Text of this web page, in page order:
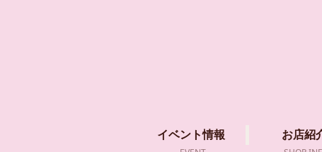
イベント情報
お店紹